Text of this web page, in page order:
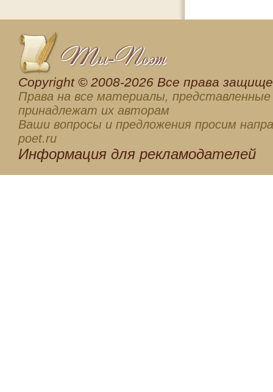
Сopyright © 2008-2026 Все права
Права на все материалы, представленные
принадлежат их авторам
Ваши вопросы и предложения просим
poet.ru
Информация для рекламодателей